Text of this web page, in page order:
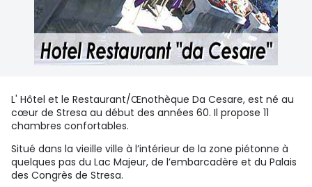
L' Hôtel et le Restaurant/Œnothèque Da Cesare, est né au
cœur de Stresa au début des années 60. Il propose 11
chambres confortables.
Situé dans la vieille ville à l’intérieur de la zone piétonne à
quelques pas du Lac Majeur, de l’embarcadère et du Palais
des Congrès de Stresa.